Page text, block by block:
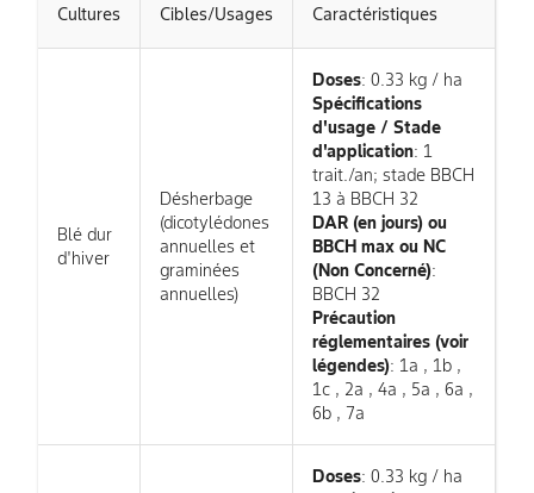
Cultures Cibles/Usages Caractéristiques
Blé dur
d'hiver
Désherbage
(dicotylédones
annuelles et
graminées
annuelles)
Doses: 0.33 kg / ha
Spécifications
d'usage / Stade
d'application: 1
trait./an; stade BBCH
13 à BBCH 32
DAR (en jours) ou
BBCH max ou NC
(Non Concerné):
BBCH 32
Précaution
réglementaires (voir
légendes): 1a , 1b ,
1c , 2a , 4a , 5a , 6a ,
6b , 7a
Doses: 0.33 kg / ha